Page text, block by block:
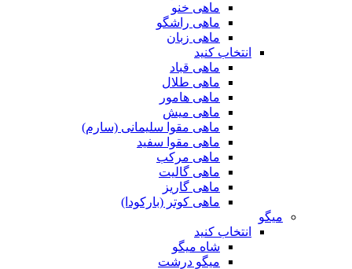
ماهی خنو
ماهی راشگو
ماهی زبان
انتخاب کنید
ماهی قباد
ماهی طلال
ماهی هامور
ماهی میش
ماهی مقوا سلیمانی (سارم)
ماهی مقوا سفید
ماهی مرکب
ماهی گالیت
ماهی گاریز
ماهی کوتر (بارکودا)
میگو
انتخاب کنید
شاه میگو
میگو درشت